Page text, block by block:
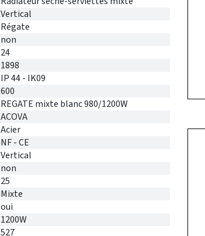
Vertical
Régate
non
24
1898
IP 44 - IK09
600
REGATE mixte blanc 980/1200W
ACOVA
Acier
NF - CE
Vertical
non
25
Mixte
oui
1200W
527